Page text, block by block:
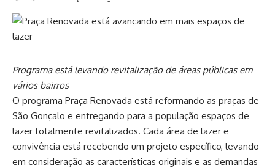
Programa está levando revitalização de áreas públicas em
vários bairros
O programa Praça Renovada está reformando as praças de
São Gonçalo e entregando para a população espaços de
lazer totalmente revitalizados. Cada área de lazer e
convivência está recebendo um projeto específico, levando
em consideração as características originais e as demandas